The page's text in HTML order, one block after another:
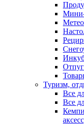
Туризм,
Все
Все